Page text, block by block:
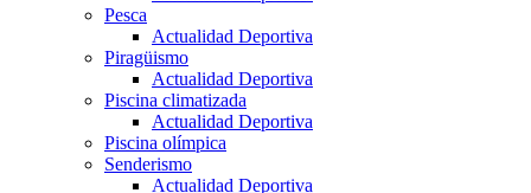
Pesca
Actualidad Deportiva
Piragüismo
Actualidad Deportiva
Piscina climatizada
Actualidad Deportiva
Piscina olímpica
Senderismo
Actualidad Deportiva